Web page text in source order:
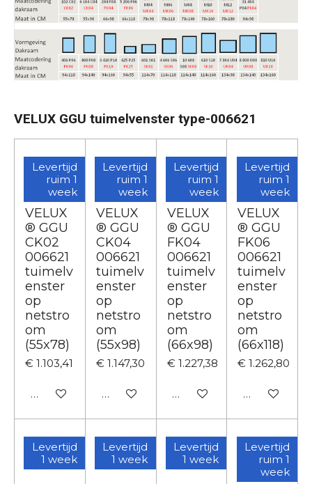
VELUX GGU tuimelvenster type-006621
Levertijd
ruim 1
week
VELUX
® GGU
CK02
006621
tuimelv
enster
op
netstro
om
(55x78)
€ 1.103,41
In winkelwagen
Levertijd
ruim 1
week
VELUX
® GGU
CK04
006621
tuimelv
enster
op
netstro
om
(55x98)
€ 1.147,30
In winkelwagen
Levertijd
ruim 1
week
VELUX
® GGU
FK04
006621
tuimelv
enster
op
netstro
om
(66x98)
€ 1.227,38
In winkelwagen
Levertijd
ruim 1
week
VELUX
® GGU
FK06
006621
tuimelv
enster
op
netstro
om
(66x118)
€ 1.262,80
In
Levertijd
1 week
Levertijd
1 week
Levertijd
1 week
Levertijd
ruim 1
week